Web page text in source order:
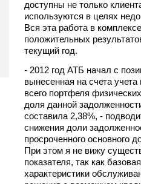
доступны не только
используются в целях
Вся эта работа в
положительных
текущий год.
- 2012 год АТБ начал с
вынесенная на счета учета
всего портфеля
доля данной
составила 2,38%, -
снижения доли
просроченного основного
При этом я не вижу
показателя, так как
характеристики